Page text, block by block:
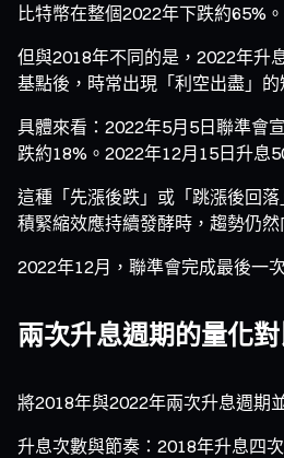
比特幣在整個2022年下跌約65%
但與2018年不同的是，2022年升
基點後，時常出現「利空出盡」的
具體來看：2022年5月5日聯準會
跌約18%。2022年12月15日升息
這種「先漲後跌」或「跳漲後回
積緊縮效應持續發酵時，趨勢仍然
2022年12月，聯準會完成最後一
兩次升息週期的量化
將2018年與2022年兩次升息週期
升息次數與節奏：2018年升息四